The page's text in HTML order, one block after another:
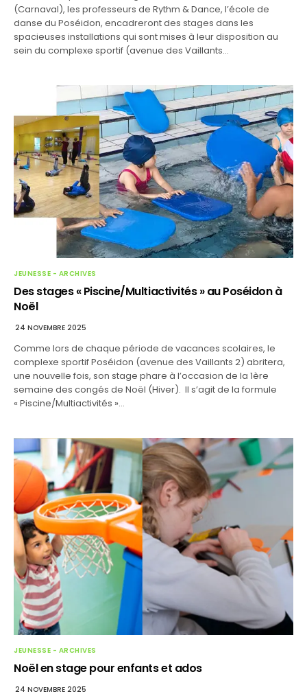
(Carnaval), les professeurs de Rythm & Dance, l’école de
danse du Poséidon, encadreront des stages dans les
spacieuses installations qui sont mises à leur disposition au
sein du complexe sportif (avenue des Vaillants…
JEUNESSE - ARCHIVES
Des stages « Piscine/Multiactivités » au Poséidon à
Noël
24 NOVEMBRE 2025
Comme lors de chaque période de vacances scolaires, le
complexe sportif Poséidon (avenue des Vaillants 2) abritera,
une nouvelle fois, son stage phare à l’occasion de la 1ère
semaine des congés de Noël (Hiver). Il s’agit de la formule
« Piscine/Multiactivités »…
JEUNESSE - ARCHIVES
Noël en stage pour enfants et ados
24 NOVEMBRE 2025